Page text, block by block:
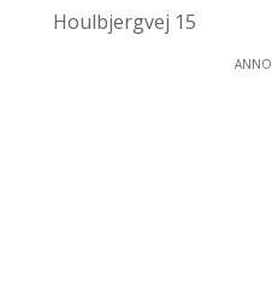
Houlbjergvej 15